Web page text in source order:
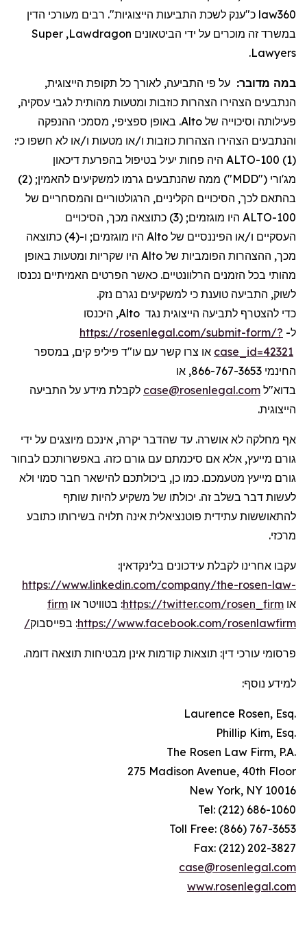
law360 כ"ענק לשכת התביעות הייצוגיות". רבים מעורכי הדין
במשרד זה מוכרים על ידי הביטאונים Lawdragon
,
Super
Lawyers
.
במה מדובר: על פי התביעה, לאורך כל תקופת הייצוגית,
הנתבעים הצהירו הצהרות כוזבות ומטעות מהותית לגבי עסקיה,
פעילותה וסיכוייה של Alto
. באופן ספציפי, מסמכי ההנפקה
והנתבעים הצהירו הצהרות כוזבות ו/או מטעות ו/או לא חשפו כי:
(1) ALTO-100
היה פחות יעיל בטיפול בהפרעת דיכאון
מג'ורי ("MDD") ממה שהנתבעים גרמו למשקיעים להאמין; (2)
בהתאם לכך, הסיכויים הקליניים, הרגולטוריים והמסחריים של
ALTO-100 היו מוגזמים; (3) כתוצאה מכך, הסיכויים
העסקיים ו/או הפיננסיים של Alto היו מוגזמים; ו-(4)
כתוצאה
מכך, ההצהרות הפומביות של Alto היו שקריות ומטעות באופן
מהותי בכל הזמנים הרלוונטיים. כאשר הפרטים האמיתיים נכנסו
לשוק, התביעה טוענת כי למשקיעים נגרם נזק.
כדי להצטרף לתביעה הייצוגית נגד Alto, היכנסו
ל- https://rosenlegal.com/submit-form/?
case_id=42321 או צרו קשר עם עו"ד פיליפ קים, במספר
החינמי 866-767-3653, או
בדוא"ל case@rosenlegal.com לקבלת מידע על התביעה
הייצוגית.
אף מחלקה לא אושרה. עד שהדבר יקרה, אינכם מיוצגים על ידי
גורם מייעץ, אלא אם סיכמתם עם גורם כזה. באפשרותכם לבחור
גורם מייעץ מטעמכם. כמו כן, ביכולתכם להישאר חבר סמוי ולא
לעשות דבר בשלב זה. יכולתו של משקיע להיות שותף
להתאוששות עתידית פוטנציאלית אינה תלויה בשירותו כתובע
מרכזי.
עקבו אחרינו לקבלת עידכונים בלינקדאין:
https://www.linkedin.com/company/the-rosen-law-
firm או בטוויטר :https://twitter.com/rosen_firm או
בפייסבוק :https://www.facebook.com/rosenlawfirm/
פרסומי עורכי דין: תוצאות קודמות אינן מבטיחות תוצאה דומה.
למידע נוסף:
Laurence Rosen, Esq.
Phillip Kim, Esq.
The Rosen Law Firm, P.A.
275 Madison Avenue, 40th Floor
New York, NY 10016
Tel: (212) 686-1060
Toll Free: (866) 767-3653
Fax: (212) 202-3827
case@rosenlegal.com
www.rosenlegal.com